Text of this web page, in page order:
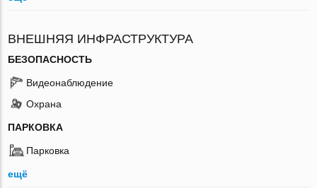
ВНЕШНЯЯ ИНФРАСТРУКТУРА
БЕЗОПАСНОСТЬ
Видеонаблюдение
Охрана
ПАРКОВКА
Парковка
ещё